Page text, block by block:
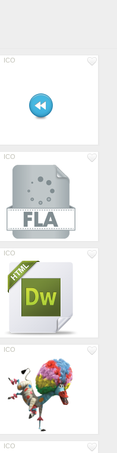
ICO
ICO
ICO
ICO
ICO